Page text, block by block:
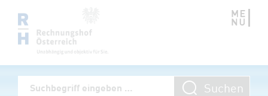
Zum Inhalt springen
Volltextsuche
Suchbegriff eingeben
Suchen